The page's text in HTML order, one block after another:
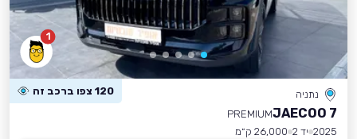
1
נתניה 120 צפו ברכב זה
JAECOO 7
PREMIUM
2025 יד 2
26,000 ק״מ